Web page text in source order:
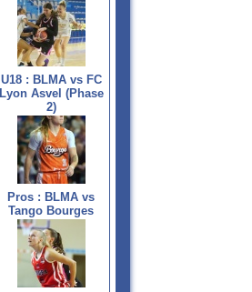
U18 : BLMA vs FC
Lyon Asvel (Phase
2)
Pros : BLMA vs
Tango Bourges